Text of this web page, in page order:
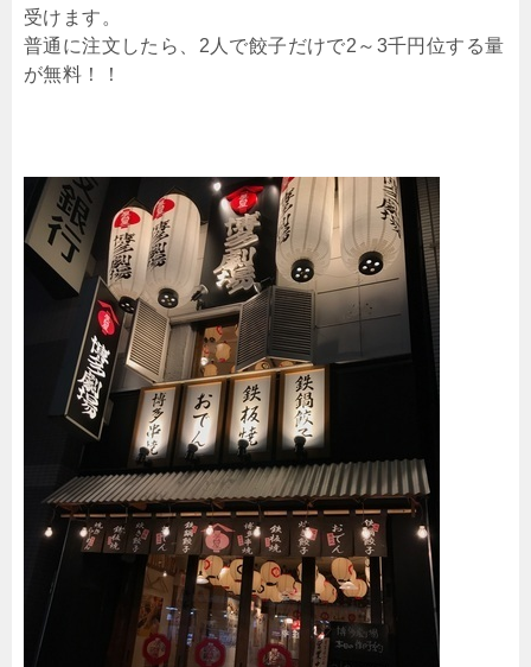
受けます。
普通に注文したら、2人で餃子だけで2～3千円位する量
が無料！！